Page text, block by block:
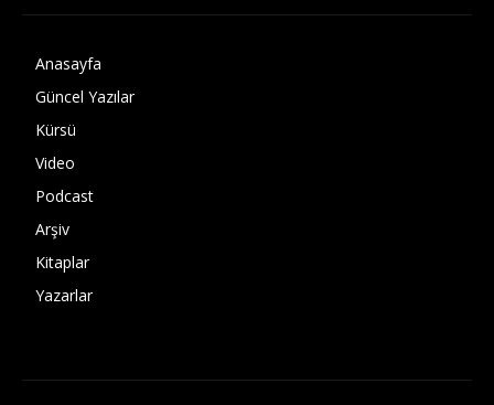
Anasayfa
Güncel Yazılar
Kürsü
Video
Podcast
Arşiv
Kitaplar
Yazarlar